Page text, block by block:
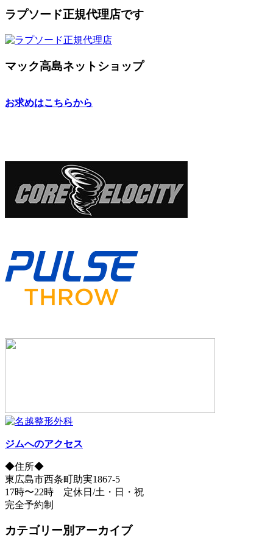
ラプソード正規代理店です
マック高島ネットショップ
お求めはこちらから
ジムへのアクセス
◆住所◆
東広島市西条町助実1867-5
17時〜22時 定休日/土・日・祝
完全予約制
カテゴリー別アーカイブ